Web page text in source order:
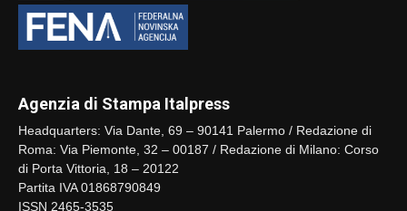
Agenzia di Stampa Italpress
Headquarters: Via Dante, 69 – 90141 Palermo / Redazione di
Roma: Via Piemonte, 32 – 00187 / Redazione di Milano: Corso
di Porta Vittoria, 18 – 20122
Partita IVA 01868790849
ISSN 2465-3535